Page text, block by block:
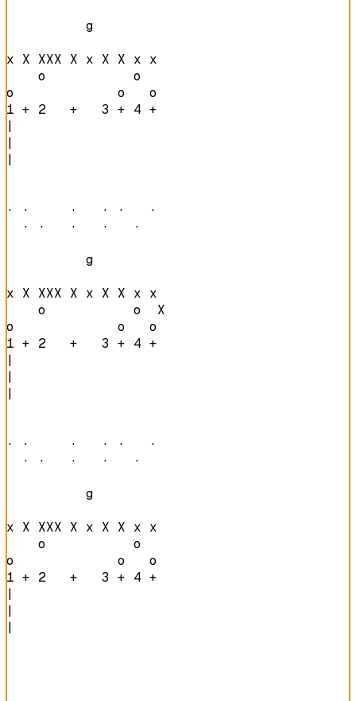
          g
x X XXX X x X X x x
    o           o
o             o   o
1 + 2   +   3 + 4 +
|
|
|
· ·     ·   · ·   ·
  · ·   ·   ·   ·
          g
x X XXX X x X X x x
    o           o  X
o             o   o
1 + 2   +   3 + 4 +
|
|
|
· ·     ·   · ·   ·
  · ·   ·   ·   ·
          g
x X XXX X x X X x x
    o           o
o             o   o
1 + 2   +   3 + 4 +
|
|
|